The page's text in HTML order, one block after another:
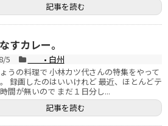
記事を読む
すカレー。
5
• 白州
うの料理で 小林カツ代さんの特集をやって
録画したのはいいけれど 最近、ほとんどテ
間が無いので まだ１日分し...
記事を読む